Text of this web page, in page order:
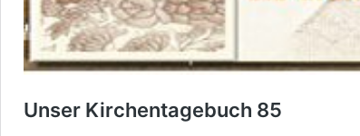
Unser Kirchentagebuch 85